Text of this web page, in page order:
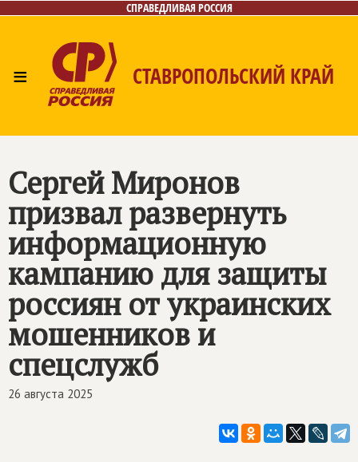
СПРАВЕДЛИВАЯ РОССИЯ
≡ СТАВРОПОЛЬСКИЙ КРАЙ
Сергей Миронов
призвал развернуть
информационную
кампанию для защиты
россиян от украинских
мошенников и
спецслужб
26 августа 2025